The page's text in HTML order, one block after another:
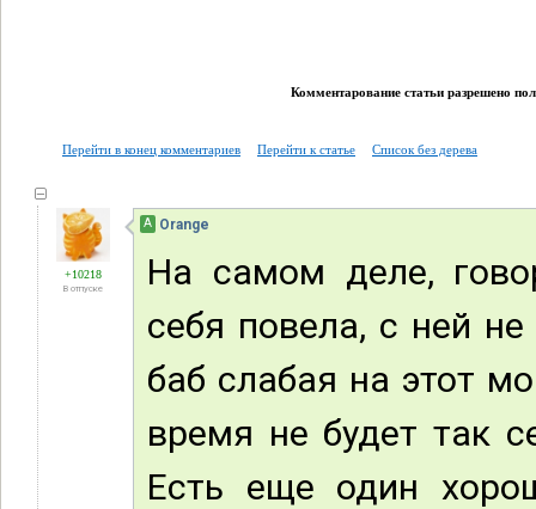
Комментарование статьи разрешено
Перейти в конец комментариев Перейти к статье Список без дерева
+10218
В отпуске
А Orange
На самом деле,
себя повела, с ней
баб слабая на этот
время не будет так
Есть еще один